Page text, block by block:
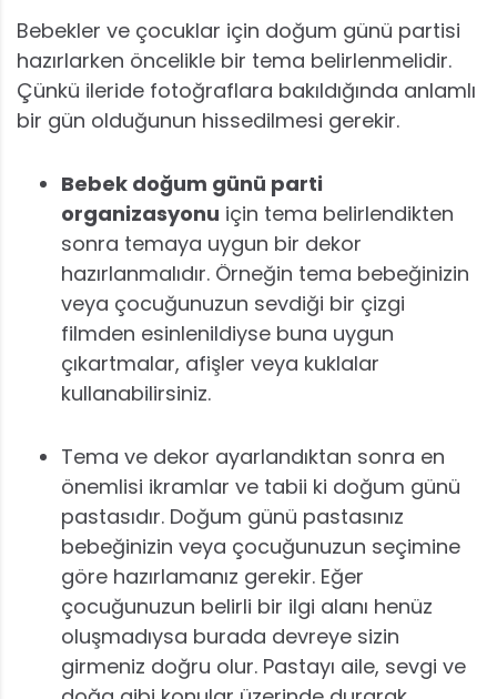
Bebekler ve çocuklar için doğum günü partisi
hazırlarken öncelikle bir tema belirlenmelidir.
Çünkü ileride fotoğraflara bakıldığında anlamlı
bir gün olduğunun hissedilmesi gerekir.
Bebek doğum günü parti
organizasyonu için tema belirlendikten
sonra temaya uygun bir dekor
hazırlanmalıdır. Örneğin tema bebeğinizin
veya çocuğunuzun sevdiği bir çizgi
filmden esinlenildiyse buna uygun
çıkartmalar, afişler veya kuklalar
kullanabilirsiniz.
Tema ve dekor ayarlandıktan sonra en
önemlisi ikramlar ve tabii ki doğum günü
pastasıdır. Doğum günü pastasınız
bebeğinizin veya çocuğunuzun seçimine
göre hazırlamanız gerekir. Eğer
çocuğunuzun belirli bir ilgi alanı henüz
oluşmadıysa burada devreye sizin
girmeniz doğru olur. Pastayı aile, sevgi ve